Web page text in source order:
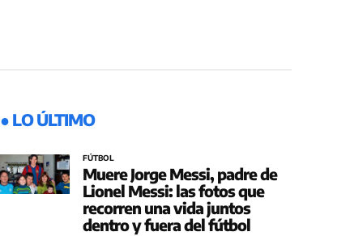
● LO ÚLTIMO
FÚTBOL
Muere Jorge Messi, padre de
Lionel Messi: las fotos que
recorren una vida juntos
dentro y fuera del fútbol